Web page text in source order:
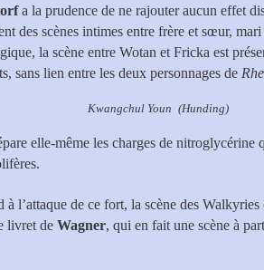
a la prudence de ne rajouter aucun effet
des scènes intimes entre frère et sœur,
la scène entre Wotan et Fricka est
sans lien entre les deux personnages de
Youn (Hunding)
elle-même les charges de nitroglycérine
à l’attaque de ce fort, la scène des
livret de Wagner, qui en fait une scène à